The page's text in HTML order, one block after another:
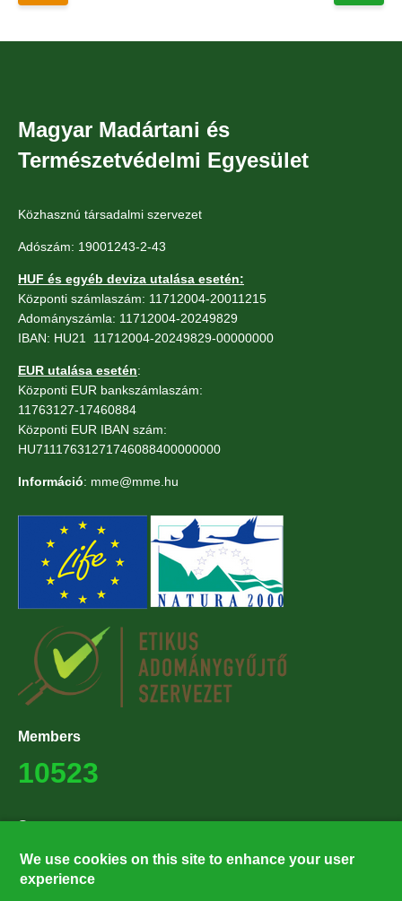
Magyar Madártani és
Természetvédelmi Egyesület
Közhasznú társadalmi szervezet
Adószám: 19001243-2-43
HUF és egyéb deviza utalása esetén:
Központi számlaszám: 11712004-20011215
Adományszámla: 11712004-20249829
IBAN: HU21 11712004-20249829-00000000
EUR utalása esetén:
Központi EUR bankszámlaszám:
11763127-17460884
Központi EUR IBAN szám:
HU71117631271746088400000000
Információ: mme@mme.hu
Members
10523
Supporters
27224
We use cookies on this site to enhance your user
experience